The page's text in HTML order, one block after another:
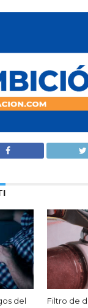
del
Filtro de